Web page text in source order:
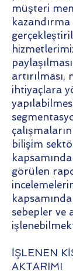
müşteri
kazandırma
ihtiyaçlara
bilişim
görülen
sebepler ve
İŞLENEN
AKTARIMI